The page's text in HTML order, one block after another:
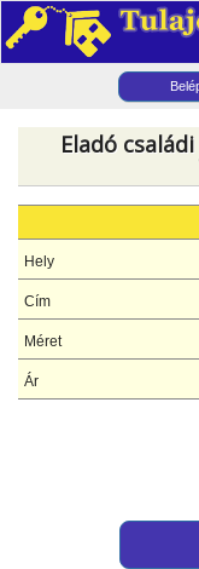
Eladó
Hely
Cím
Méret
Ár